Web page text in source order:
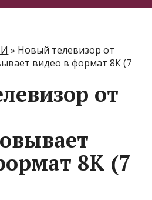
» Новый телевизор от
видео в формат 8К (7
от
8К (7